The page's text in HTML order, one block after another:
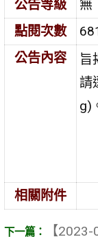
公告等級
無
點閱次數
公告內容
旨
請
g)
相關附件
【2023-